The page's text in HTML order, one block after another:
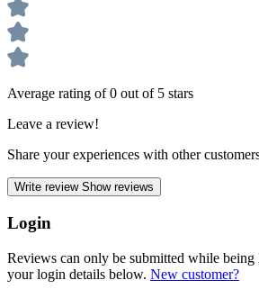
Average rating of 0 out of 5 stars
Leave a review!
Share your experiences with other
Write review Show reviews
Login
Reviews can only be submitted while being
your login details below. New customer?